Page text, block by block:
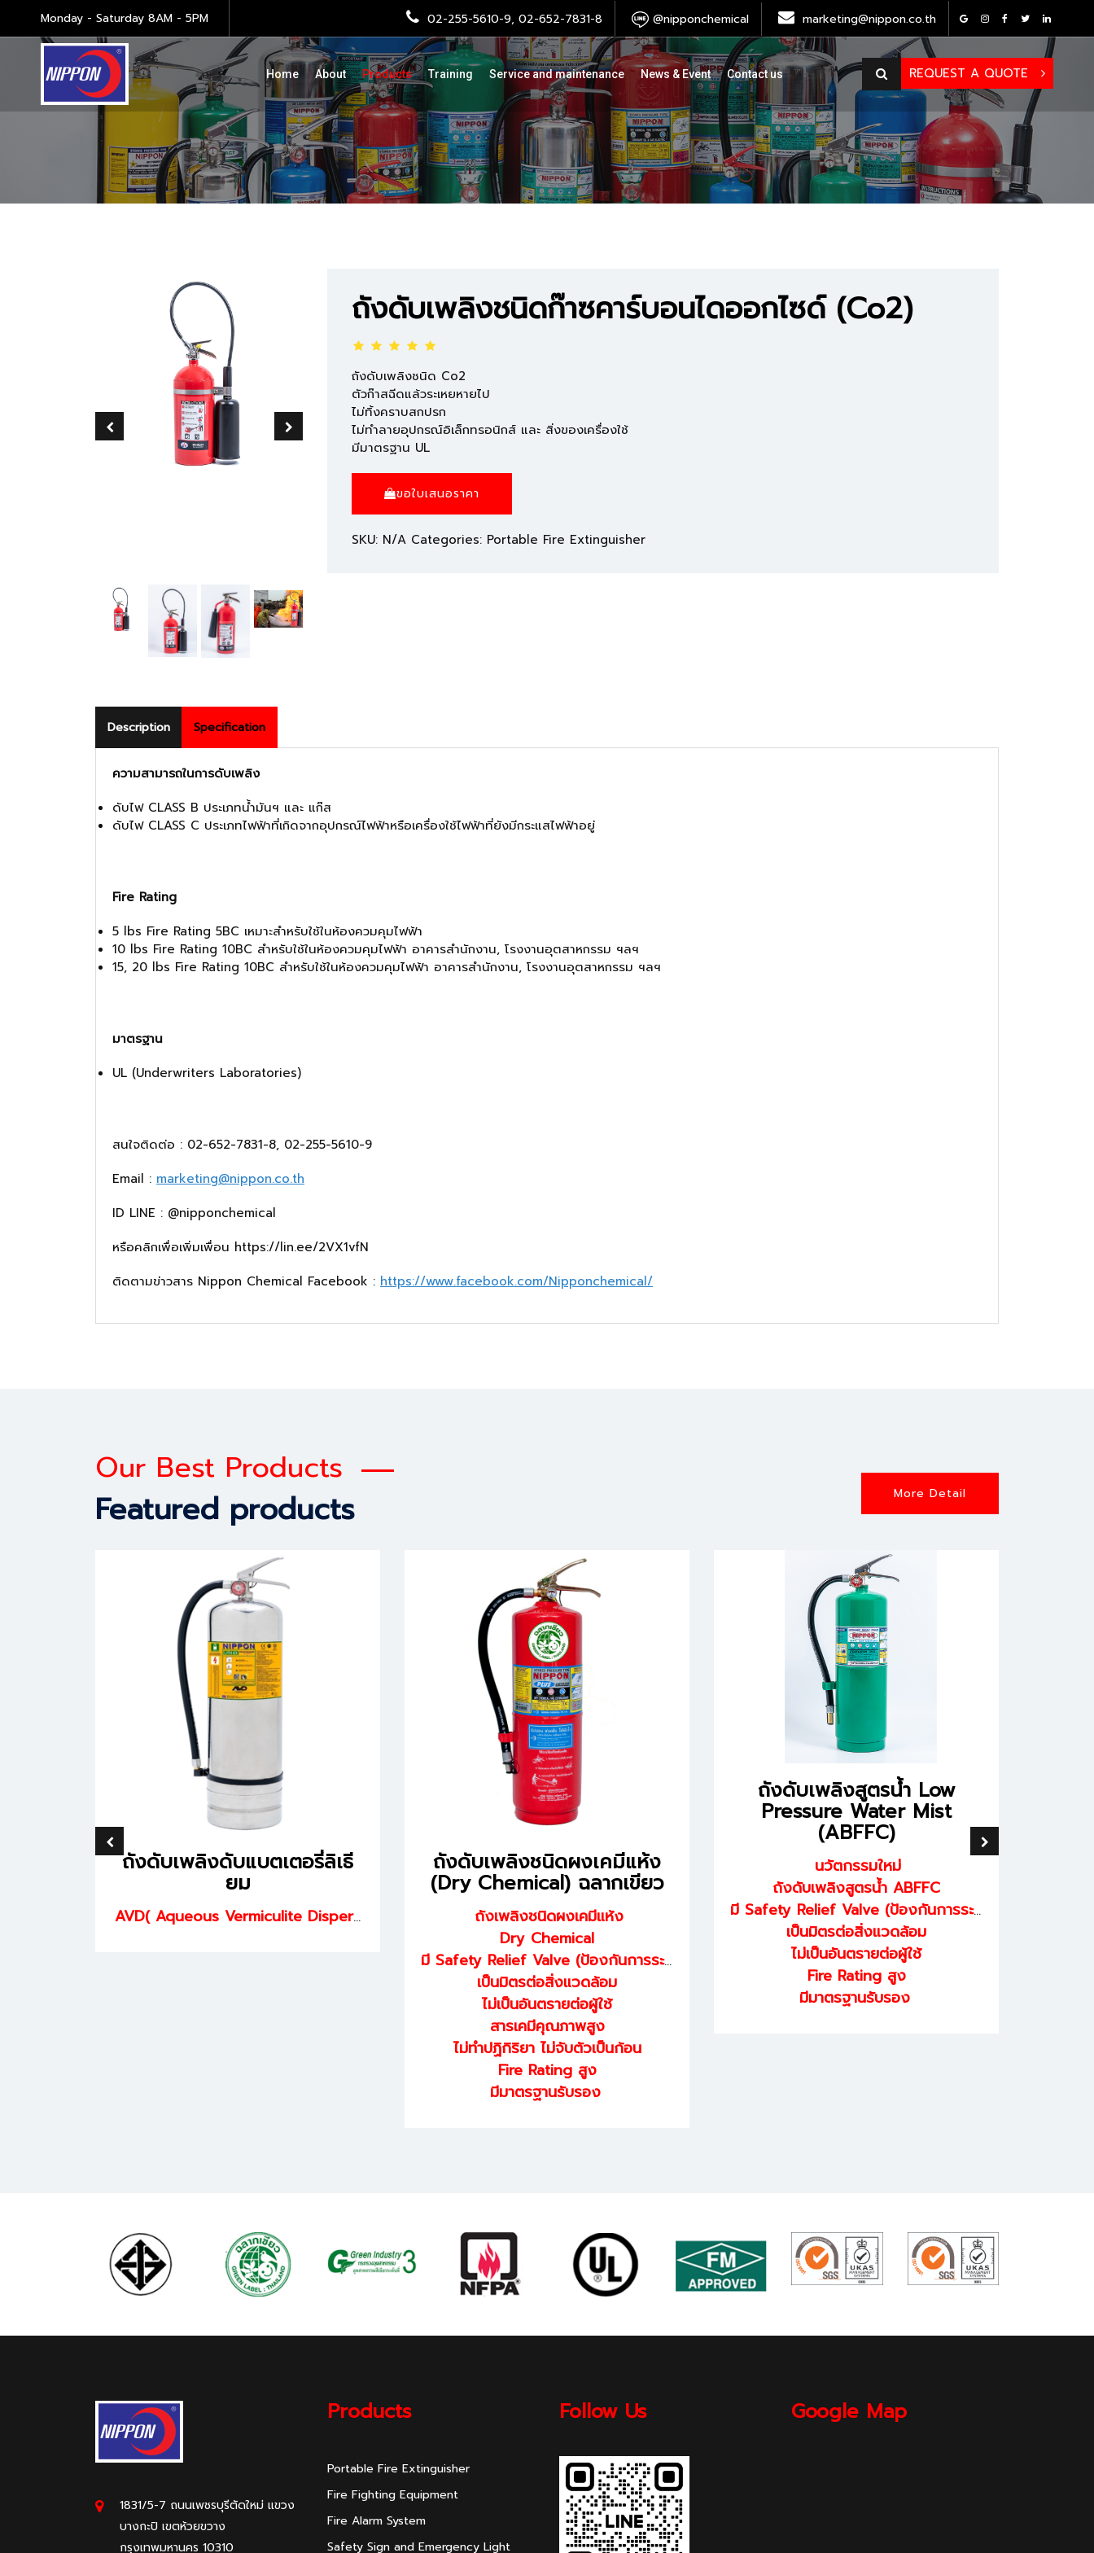
Monday - Saturday 8AM - 5PM 02-255-5610-9, 02-652-7831-8 @nipponchemical marketing@nippon.co.th
REQUEST A QUOTE
Home About Products Training Service and maintenance News & Event Contact us
ถังดับเพลิงชนิดก๊าซคาร์บอนไดออกไซด์ (Co2)
ถังดับเพลิงชนิด Co2
ตัวก๊าสฉีดแล้วระเหยหายไป
ไม่ทิ้งคราบสกปรก
ไม่ทำลายอุปกรณ์อิเล็กทรอนิกส์ และ สิ่งของเครื่องใช้
มีมาตรฐาน UL
ขอใบเสนอราคา
SKU: N/A Categories: Portable Fire Extinguisher
Description Specification
ความสามารถในการดับเพลิง
ดับไฟ CLASS B ประเภทน้ำมันฯ และ แก๊ส
ดับไฟ CLASS C ประเภทไฟฟ้าที่เกิดจากอุปกรณ์ไฟฟ้าหรือเครื่องใช้ไฟฟ้าที่ยังมีกระแสไฟฟ้าอยู่
Fire Rating
5 lbs Fire Rating 5BC เหมาะสำหรับใช้ในห้องควมคุมไฟฟ้า
10 lbs Fire Rating 10BC สำหรับใช้ในห้องควมคุมไฟฟ้า อาคารสำนักงาน, โรงงานอุตสาหกรรม ฯลฯ
15, 20 lbs Fire Rating 10BC สำหรับใช้ในห้องควมคุมไฟฟ้า อาคารสำนักงาน, โรงงานอุตสาหกรรม ฯลฯ
มาตรฐาน
UL (Underwriters Laboratories)
สนใจติดต่อ : 02-652-7831-8, 02-255-5610-9
Email : marketing@nippon.co.th
ID LINE : @nipponchemical
หรือคลิกเพื่อเพิ่มเพื่อน https://lin.ee/2VX1vfN
ติดตามข่าวสาร Nippon Chemical Facebook : https://www.facebook.com/Nipponchemical/
Our Best Products
Featured products More Detail
ถังดับเพลิงดับแบตเตอรี่ลิเธี
ยม
AVD( Aqueous Vermiculite Dispersion) Fire Extinguisher
ถังดับเพลิงชนิดผงเคมีแห้ง
(Dry Chemical) ฉลากเขียว
ถังเพลิงชนิดผงเคมีแห้ง
Dry Chemical
มี Safety Relief Valve (ป้องกันการระเบิด)
เป็นมิตรต่อสิ่งแวดล้อม
ไม่เป็นอันตรายต่อผู้ใช้
สารเคมีคุณภาพสูง
ไม่ทำปฏิกิริยา ไม่จับตัวเป็นก้อน
Fire Rating สูง
มีมาตรฐานรับรอง
ถังดับเพลิงสูตรน้ำ Low
Pressure Water Mist
(ABFFC)
นวัตกรรมใหม่
ถังดับเพลิงสูตรน้ำ ABFFC
มี Safety Relief Valve (ป้องกันการระเบิด)
เป็นมิตรต่อสิ่งแวดล้อม
ไม่เป็นอันตรายต่อผู้ใช้
Fire Rating สูง
มีมาตรฐานรับรอง
1831/5-7 ถนนเพชรบุรีตัดใหม่ แขวง
บางกะปิ เขตห้วยขวาง
กรุงเทพมหานคร 10310
Products
Portable Fire Extinguisher
Fire Fighting Equipment
Fire Alarm System
Safety Sign and Emergency Light
Follow Us Google Map